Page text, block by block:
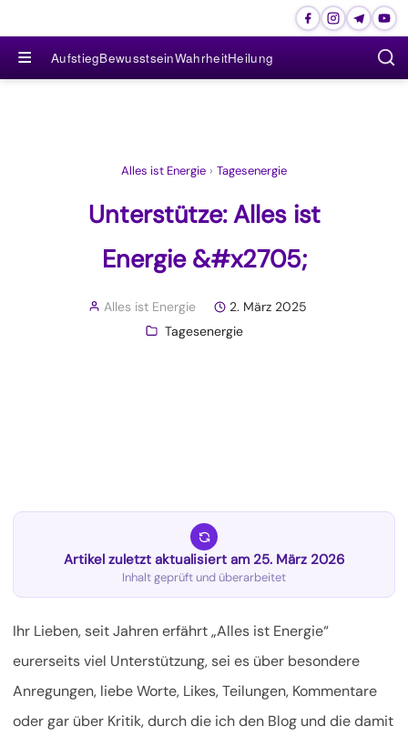
≡ AufstiegBewusstseinWahrheitHeilung
Alles ist Energie › Tagesenergie
Unterstütze: Alles ist
Energie &#x2705;
Alles ist Energie
2. März 2025
Tagesenergie
Artikel zuletzt aktualisiert am 25. März 2026
Inhalt geprüft und überarbeitet
Ihr Lieben, seit Jahren erfährt „Alles ist Energie“
eurerseits viel Unterstützung, sei es über besondere
Anregungen, liebe Worte, Likes, Teilungen, Kommentare
oder gar über Kritik, durch die ich den Blog und die damit